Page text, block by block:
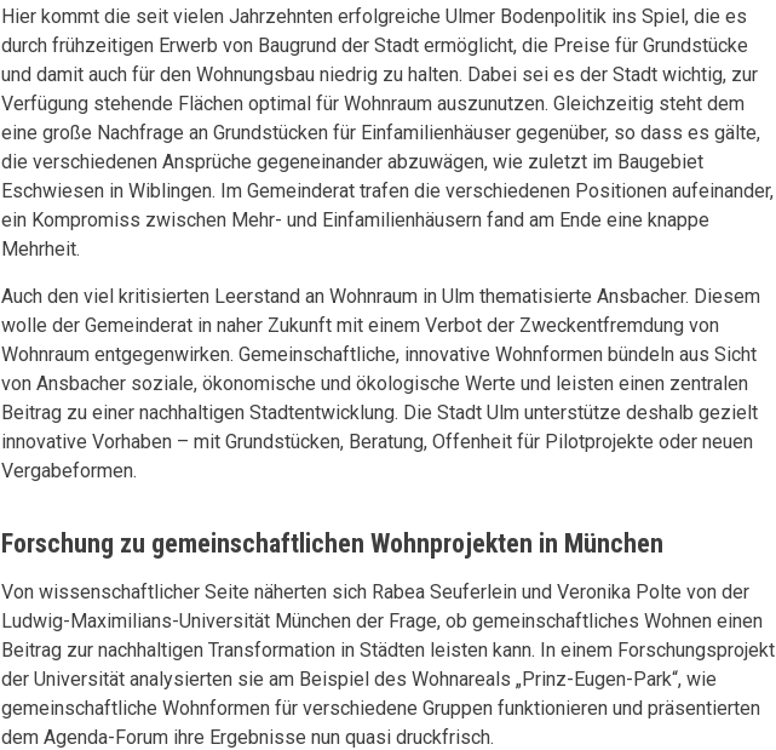
Hier kommt die seit vielen Jahrzehnten erfolgreiche Ulmer Bodenpolitik ins Spiel, die es
durch frühzeitigen Erwerb von Baugrund der Stadt ermöglicht, die Preise für Grundstücke
und damit auch für den Wohnungsbau niedrig zu halten. Dabei sei es der Stadt wichtig, zur
Verfügung stehende Flächen optimal für Wohnraum auszunutzen. Gleichzeitig steht dem
eine große Nachfrage an Grundstücken für Einfamilienhäuser gegenüber, so dass es gälte,
die verschiedenen Ansprüche gegeneinander abzuwägen, wie zuletzt im Baugebiet
Eschwiesen in Wiblingen. Im Gemeinderat trafen die verschiedenen Positionen aufeinander,
ein Kompromiss zwischen Mehr- und Einfamilienhäusern fand am Ende eine knappe
Mehrheit.
Auch den viel kritisierten Leerstand an Wohnraum in Ulm thematisierte Ansbacher. Diesem
wolle der Gemeinderat in naher Zukunft mit einem Verbot der Zweckentfremdung von
Wohnraum entgegenwirken. Gemeinschaftliche, innovative Wohnformen bündeln aus Sicht
von Ansbacher soziale, ökonomische und ökologische Werte und leisten einen zentralen
Beitrag zu einer nachhaltigen Stadtentwicklung. Die Stadt Ulm unterstütze deshalb gezielt
innovative Vorhaben – mit Grundstücken, Beratung, Offenheit für Pilotprojekte oder neuen
Vergabeformen.
Forschung zu gemeinschaftlichen Wohnprojekten in München
Von wissenschaftlicher Seite näherten sich Rabea Seuferlein und Veronika Polte von der
Ludwig-Maximilians-Universität München der Frage, ob gemeinschaftliches Wohnen einen
Beitrag zur nachhaltigen Transformation in Städten leisten kann. In einem Forschungsprojekt
der Universität analysierten sie am Beispiel des Wohnareals „Prinz-Eugen-Park“, wie
gemeinschaftliche Wohnformen für verschiedene Gruppen funktionieren und präsentierten
dem Agenda-Forum ihre Ergebnisse nun quasi druckfrisch.